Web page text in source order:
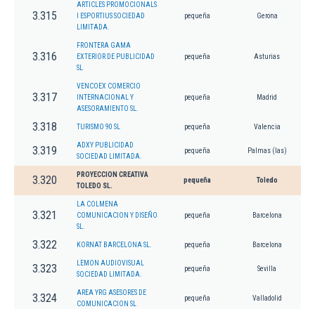
3.315
ARTICLES PROMOCIONALS
I ESPORTIUS SOCIEDAD
LIMITADA.
pequeña Gerona
3.316
FRONTERA GAMA
EXTERIOR DE PUBLICIDAD
SL
pequeña Asturias
3.317
VENCOEX COMERCIO
INTERNACIONAL Y
ASESORAMIENTO SL.
pequeña Madrid
3.318 TURISMO 90 SL pequeña Valencia
3.319
ADXY PUBLICIDAD
SOCIEDAD LIMITADA.
pequeña Palmas (las)
3.320
PROYECCION CREATIVA
TOLEDO SL.
pequeña Toledo
3.321
LA COLMENA
COMUNICACION Y DISEÑO
SL.
pequeña Barcelona
3.322 KORNAT BARCELONA SL. pequeña Barcelona
3.323
LEMON AUDIOVISUAL
SOCIEDAD LIMITADA.
pequeña Sevilla
3.324
AREA YRG ASESORES DE
COMUNICACION SL
pequeña Valladolid